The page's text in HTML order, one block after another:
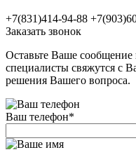
+7(831)414-94-88
Заказать звонок
Оставьте Ваше
специалисты свяжутся с
решения Вашего вопроса.
Ваш телефон*